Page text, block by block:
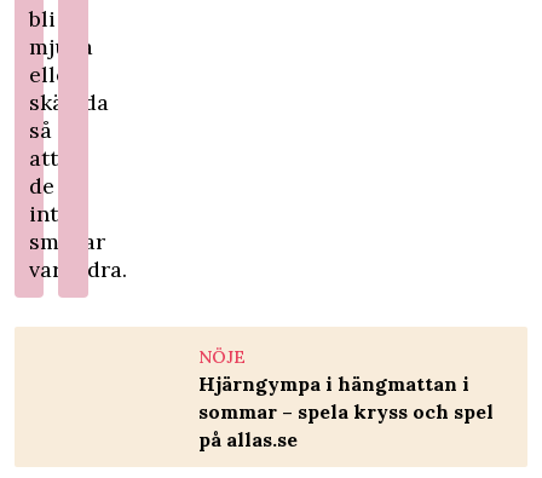
bli
mjuka
eller
skämda
så
att
de
inte
smittar
varandra.
NÖJE
Hjärngympa i hängmattan i
sommar – spela kryss och spel
på allas.se